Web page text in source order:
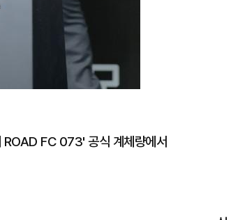
ROAD FC 073' 공식 계체량에서